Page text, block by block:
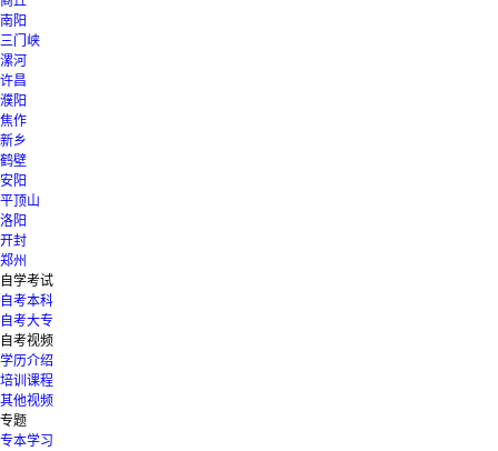
南阳
三门峡
漯河
许昌
濮阳
焦作
新乡
鹤壁
安阳
平顶山
洛阳
开封
郑州
自学考试
自考本科
自考大专
自考视频
学历介绍
培训课程
其他视频
专题
专本学习